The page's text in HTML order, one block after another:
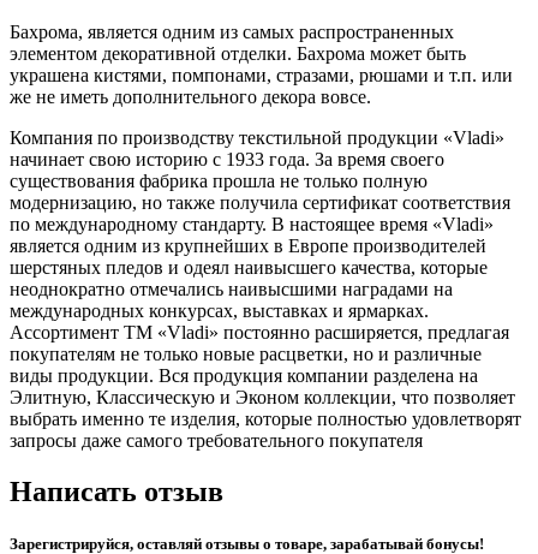
Бахрома, является одним из самых распространенных
элементом декоративной отделки. Бахрома может быть
украшена кистями, помпонами, стразами, рюшами и т.п. или
же не иметь дополнительного декора вовсе.
Компания по производству текстильной продукции «Vladi»
начинает свою историю с 1933 года. За время своего
существования фабрика прошла не только полную
модернизацию, но также получила сертификат соответствия
по международному стандарту. В настоящее время «Vladi»
является одним из крупнейших в Европе производителей
шерстяных пледов и одеял наивысшего качества, которые
неоднократно отмечались наивысшими наградами на
международных конкурсах, выставках и ярмарках.
Ассортимент ТМ «Vladi» постоянно расширяется, предлагая
покупателям не только новые расцветки, но и различные
виды продукции. Вся продукция компании разделена на
Элитную, Классическую и Эконом коллекции, что позволяет
выбрать именно те изделия, которые полностью удовлетворят
запросы даже самого требовательного покупателя
Написать отзыв
Зарегистрируйся, оставляй отзывы о товаре, зарабатывай бонусы!